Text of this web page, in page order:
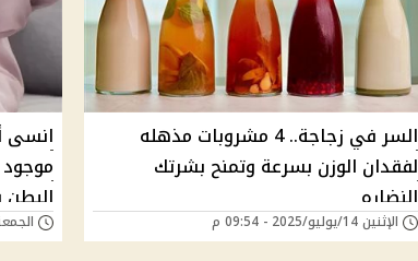
السر في زجاجة.. 4 مشروبات مذهله
لفقدان الوزن بسرعة وتمنح بشرتك
النضاره
الإثنين 14/يوليو/2025 - 09:54 م
انسى
البطن
الجمعة 04/يوليو/